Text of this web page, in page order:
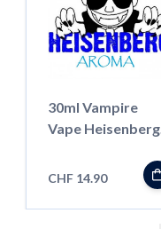
30ml Vampire
Vape Heisenberg
CHF 14.90